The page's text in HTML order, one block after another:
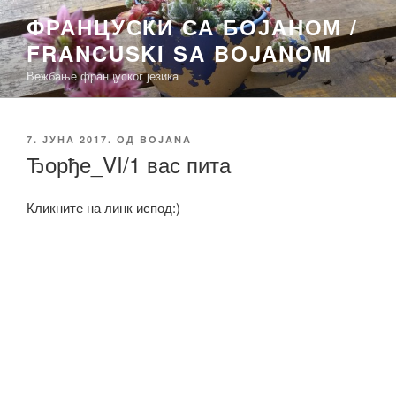
Скочи
на
садржај
ФРАНЦУСКИ СА БОЈАНОМ /
FRANCUSKI SA BOJANOM
Вежбање француског језика
ОБЈАВЉЕНО
7. ЈУНА 2017. ОД BOJANA
Ђорђе_VI/1 вас пита
Кликните на линк испод:)